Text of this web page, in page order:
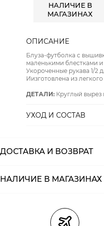
НАЛИЧИЕ В
МАГАЗИНАХ
ОПИСАНИЕ
Блуза-футболка с
маленькими блестками
Укороченные рукава 1/2
Иизготовлена из
ДЕТАЛИ: Круглый
УХОД И СОСТАВ
ХИМИЧЕСКАЯ ЧИСТКА:
ОТЖИМ:нельзя
ДОСТАВКА И ВОЗВРАТ
НАЛИЧИЕ В МАГАЗИНАХ